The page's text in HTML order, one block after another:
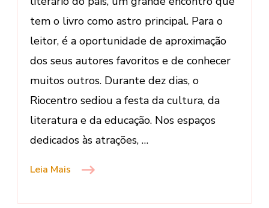
tem o livro como astro principal. Para o
leitor, é a oportunidade de aproximação
dos seus autores favoritos e de conhecer
muitos outros. Durante dez dias, o
Riocentro sediou a festa da cultura, da
literatura e da educação. Nos espaços
dedicados às atrações, …
Leia Mais